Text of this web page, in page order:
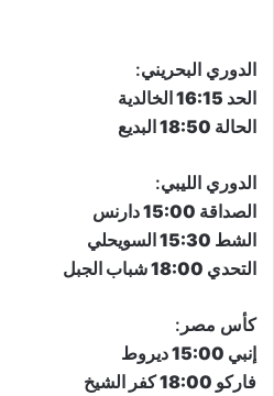
الدوري البحريني:
الحد 16:15 الخالدية
الحالة 18:50 البديع
الدوري الليبي:
الصداقة 15:00 دارنس
الشط 15:30 السويحلي
التحدي 18:00 شباب الجبل
كأس مصر:
إنبي 15:00 ديروط
فاركو 18:00 كفر الشيخ